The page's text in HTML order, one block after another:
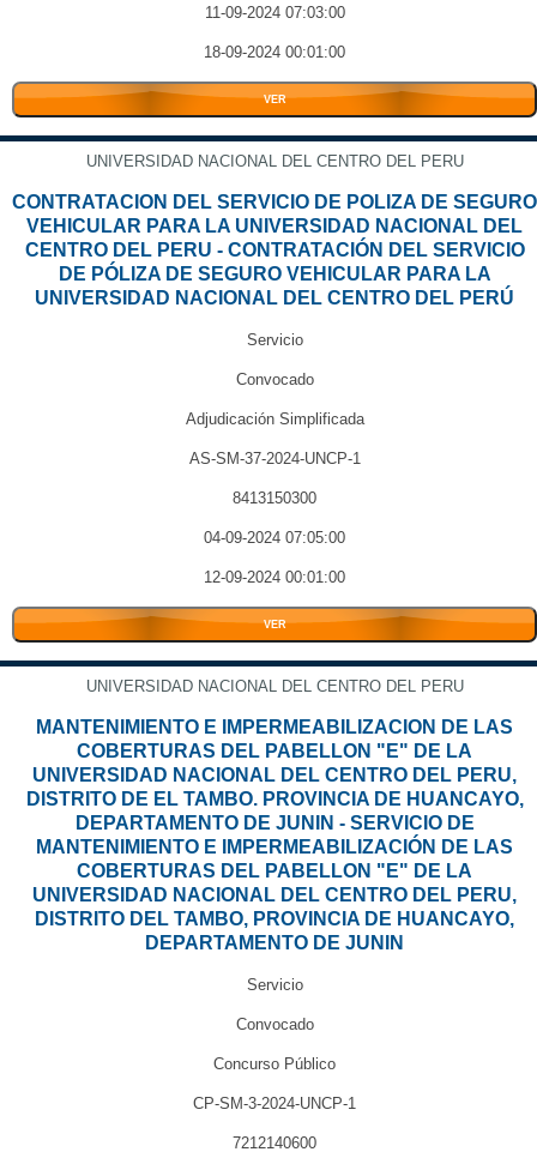
11-09-2024 07:03:00
18-09-2024 00:01:00
VER
UNIVERSIDAD NACIONAL DEL CENTRO DEL PERU
CONTRATACION DEL SERVICIO DE POLIZA DE SEGURO
VEHICULAR PARA LA UNIVERSIDAD NACIONAL DEL
CENTRO DEL PERU - CONTRATACIÓN DEL SERVICIO
DE PÓLIZA DE SEGURO VEHICULAR PARA LA
UNIVERSIDAD NACIONAL DEL CENTRO DEL PERÚ
Servicio
Convocado
Adjudicación Simplificada
AS-SM-37-2024-UNCP-1
8413150300
04-09-2024 07:05:00
12-09-2024 00:01:00
VER
UNIVERSIDAD NACIONAL DEL CENTRO DEL PERU
MANTENIMIENTO E IMPERMEABILIZACION DE LAS
COBERTURAS DEL PABELLON "E" DE LA
UNIVERSIDAD NACIONAL DEL CENTRO DEL PERU,
DISTRITO DE EL TAMBO. PROVINCIA DE HUANCAYO,
DEPARTAMENTO DE JUNIN - SERVICIO DE
MANTENIMIENTO E IMPERMEABILIZACIÓN DE LAS
COBERTURAS DEL PABELLON "E" DE LA
UNIVERSIDAD NACIONAL DEL CENTRO DEL PERU,
DISTRITO DEL TAMBO, PROVINCIA DE HUANCAYO,
DEPARTAMENTO DE JUNIN
Servicio
Convocado
Concurso Público
CP-SM-3-2024-UNCP-1
7212140600